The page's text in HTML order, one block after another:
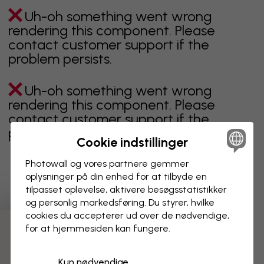
Uh-oh something went wrong
rendering this component. Please
contact customer support if the
problem persists.
Uh-oh something went wrong
rendering this component. Please
contact customer support if the
problem persists.
Viser side 1 af 1 sider
Opdag flere kategorier
Cookie indstillinger
Photowall og vores partnere gemmer
oplysninger på din enhed for at tilbyde en
tilpasset oplevelse, aktivere besøgs­statistikker
og personlig markedsføring. Du styrer, hvilke
cookies du accepterer ud over de nødvendige,
for at hjemmesiden kan fungere.